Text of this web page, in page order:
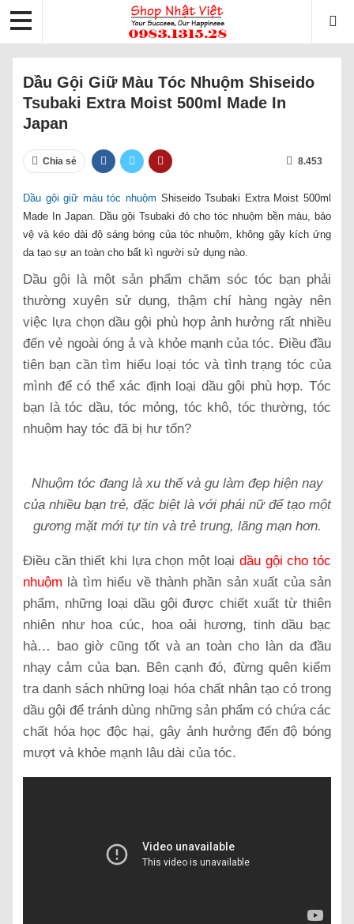
Dầu Gội Giữ Màu Tóc Nhuộm Shiseido
Tsubaki Extra Moist 500ml Made In
Japan
Chia sẻ 8.453
Dầu gội giữ màu tóc nhuộm Shiseido Tsubaki Extra Moist 500ml
Made In Japan. Dầu gội Tsubaki đỏ cho tóc nhuộm bền màu, bảo
vệ và kéo dài độ sáng bóng của tóc nhuộm, không gây kích ứng
da tạo sự an toàn cho bất kì người sử dụng nào.
Dầu gội là một sản phẩm chăm sóc tóc bạn phải
thường xuyên sử dụng, thậm chí hàng ngày nên
việc lựa chọn dầu gội phù hợp ảnh hưởng rất nhiều
đến vẻ ngoài óng ả và khỏe mạnh của tóc. Điều đầu
tiên bạn cần tìm hiểu loại tóc và tình trạng tóc của
mình để có thể xác định loại dầu gội phù hợp. Tóc
bạn là tóc dầu, tóc mỏng, tóc khô, tóc thường, tóc
nhuộm hay tóc đã bị hư tổn?
Nhuộm tóc đang là xu thế và gu làm đẹp hiện nay
của nhiều bạn trẻ, đặc biệt là với phái nữ để tạo một
gương mặt mới tự tin và trẻ trung, lãng mạn hơn.
Điều cần thiết khi lựa chọn một loạidầu gội cho tóc
nhuộm là tìm hiểu về thành phần sản xuất của sản
phẩm, những loại dầu gội được chiết xuất từ thiên
nhiên như hoa cúc, hoa oải hương, tinh dầu bạc
hà… bao giờ cũng tốt và an toàn cho làn da đầu
nhạy cảm của bạn. Bên cạnh đó, đừng quên kiểm
tra danh sách những loại hóa chất nhân tạo có trong
dầu gội để tránh dùng những sản phẩm có chứa các
chất hóa học độc hại, gây ảnh hưởng đến độ bóng
mượt và khỏe mạnh lâu dài của tóc.